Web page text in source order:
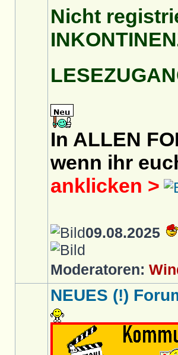
Nicht
In ALLEN
wenn ihr
anklicken >
09.08.2025
Moderatoren:
NEUES (!)